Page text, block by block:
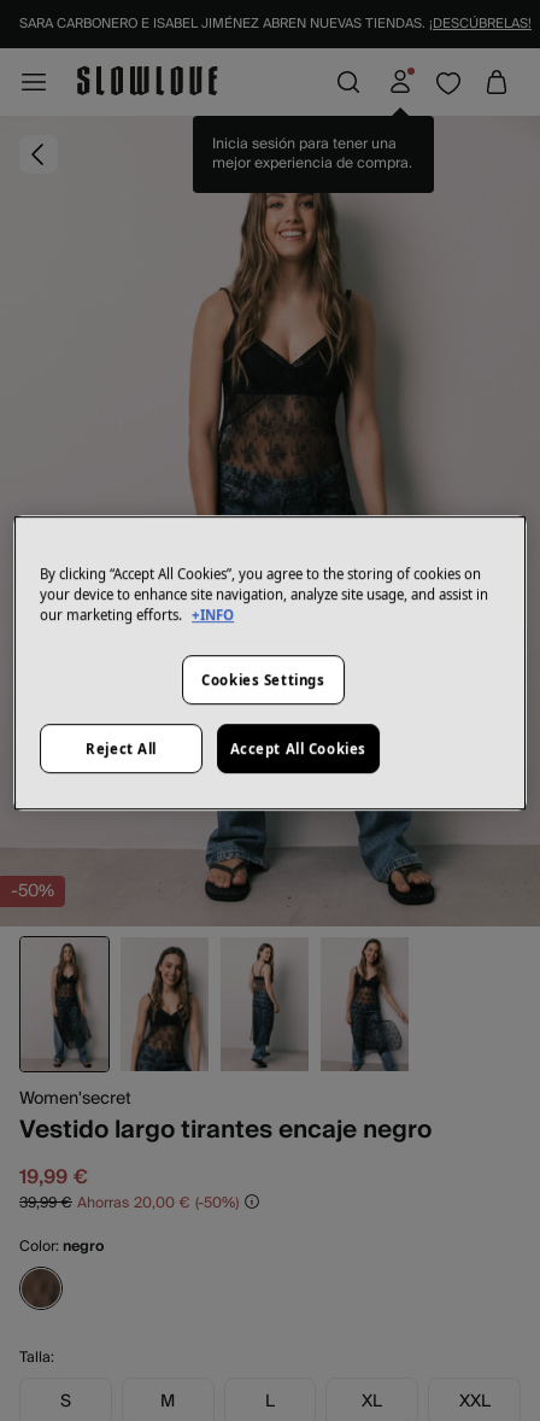
-50%
Women'secret
Vestido largo tirantes encaje negro
19,99 €
39,99 €Ahorras20,00 €
50
Color: negro
Talla:
S M L XL XXL
By clicking “Accept All Cookies”, you agree to the storing of cookies on
your device to enhance site navigation, analyze site usage, and assist in
our marketing efforts. +INFO
Cookies Settings
Reject All Accept All Cookies